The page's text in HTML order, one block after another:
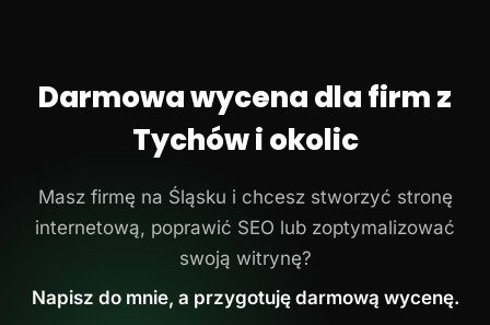
Darmowa wycena dla firm z
Tychów i okolic
Masz firmę na Śląsku i chcesz stworzyć stronę
internetową, poprawić SEO lub zoptymalizować
swoją witrynę?
Napisz do mnie, a przygotuję darmową wycenę.